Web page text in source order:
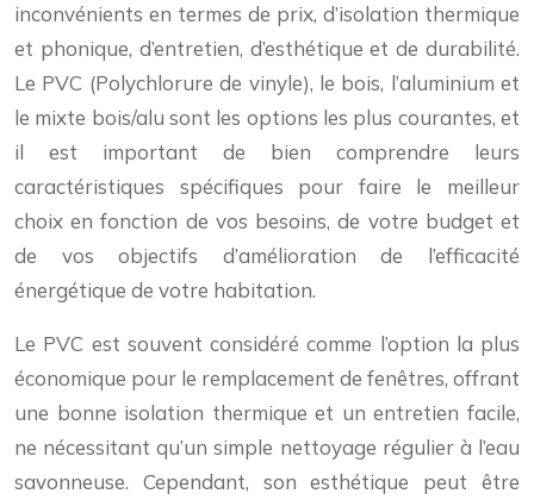
inconvénients en termes de prix, d’isolation thermique
et phonique, d’entretien, d’esthétique et de durabilité.
Le PVC (Polychlorure de vinyle), le bois, l’aluminium et
le mixte bois/alu sont les options les plus courantes, et
il est important de bien comprendre leurs
caractéristiques spécifiques pour faire le meilleur
choix en fonction de vos besoins, de votre budget et
de vos objectifs d’amélioration de l’efficacité
énergétique de votre habitation.
Le PVC est souvent considéré comme l’option la plus
économique pour le remplacement de fenêtres, offrant
une bonne isolation thermique et un entretien facile,
ne nécessitant qu’un simple nettoyage régulier à l’eau
savonneuse. Cependant, son esthétique peut être